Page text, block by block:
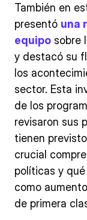
También en
presentó una
equipo sobre
y destacó su
los
sector. Esta
de los
revisaron sus
tienen
crucial
políticas y
como
de primera